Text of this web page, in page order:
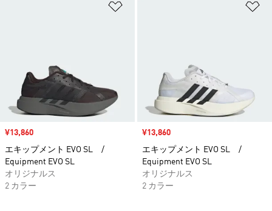
セール価格
¥13,860
エキップメント EVO SL /
Equipment EVO SL
オリジナルス
2 カラー
セール価格
¥13,860
エキップメント EVO SL /
Equipment EVO SL
オリジナルス
2 カラー